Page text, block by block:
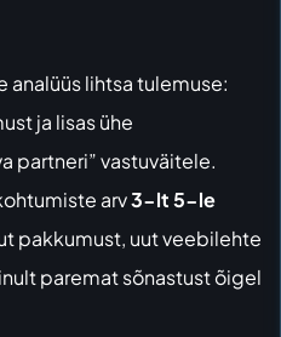
analüüs lihtsa tulemuse:
ja lisas ühe
partneri” vastuväitele.
arv3-lt 5-le
pakkumust, uut veebilehte
paremat sõnastust õigel